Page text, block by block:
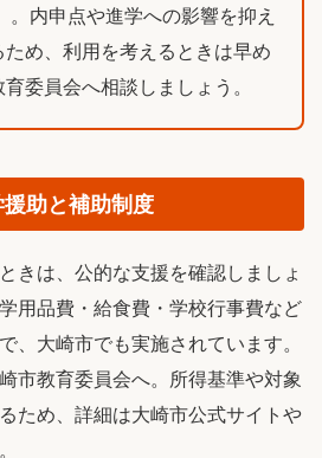
。内申点や進学への影響を抑え
め、利用を考えるときは早め
委員会へ相談しましょう。
助と補助制度
きは、公的な支援を確認しましょ
用品費・給食費・学校行事費など
、大崎市でも実施されています。
市教育委員会へ。所得基準や対象
ため、詳細は大崎市公式サイトや